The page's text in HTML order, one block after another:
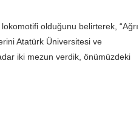
olduğunu belirterek, “Ağrı
Atatürk Üniversitesi ve
iki mezun verdik, önümüzdeki